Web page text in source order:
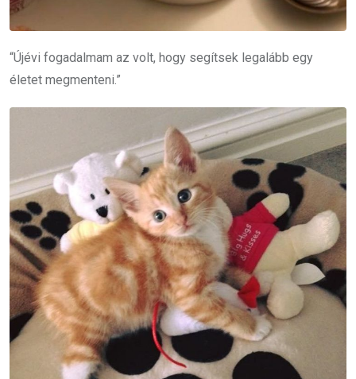
“Újévi fogadalmam az volt, hogy segítsek legalább egy
életet megmenteni.”